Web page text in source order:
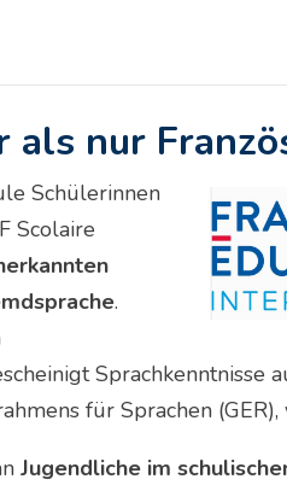
als nur
Schülerinnen
Scolaire
.
Sprachkenntnisse
für Sprachen (GER),
Jugendliche im